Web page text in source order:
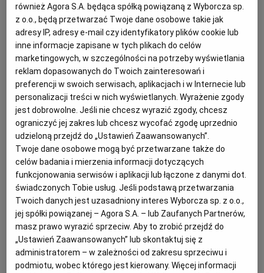
Upadłość(fot.Shutterstock)
Żadna firma czy osoba nie ma takiej
"mocy sprawczej", aby ogłosić swoją
upadłość.
Przyjęło się mówić potocznie, że firma taka czy
inna ogłosiła upadłość. Nic bardziej błędnego.
Żadna firma czy osoba nie ma takiej „mocy
sprawczej", aby ogłosić swoją upadłość. Dla
odróżnienia warto wskazać, że firma lub osoba
również Agora S.A. będąca spółką powiązaną z Wyborcza sp.
z o.o., będą przetwarzać Twoje dane osobowe takie jak
adresy IP, adresy e-mail czy identyfikatory plików cookie lub
inne informacje zapisane w tych plikach do celów
marketingowych, w szczególności na potrzeby wyświetlania
reklam dopasowanych do Twoich zainteresowań i
preferencji w swoich serwisach, aplikacjach i w Internecie lub
personalizacji treści w nich wyświetlanych. Wyrażenie zgody
jest dobrowolne. Jeśli nie chcesz wyrazić zgody, chcesz
ograniczyć jej zakres lub chcesz wycofać zgodę uprzednio
udzieloną przejdź do „Ustawień Zaawansowanych”.
Twoje dane osobowe mogą być przetwarzane także do
celów badania i mierzenia informacji dotyczących
funkcjonowania serwisów i aplikacji lub łączone z danymi dot.
świadczonych Tobie usług. Jeśli podstawą przetwarzania
Twoich danych jest uzasadniony interes Wyborcza sp. z o.o.,
jej spółki powiązanej – Agora S.A. – lub Zaufanych Partnerów,
masz prawo wyrazić sprzeciw. Aby to zrobić przejdź do
„Ustawień Zaawansowanych” lub skontaktuj się z
administratorem – w zależności od zakresu sprzeciwu i
podmiotu, wobec którego jest kierowany. Więcej informacji